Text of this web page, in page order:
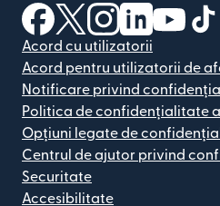
(se deschide într-o
(se deschide într-o
(se deschide
(se (se
Acord cu utilizatorii
Acord pentru utilizatorii de
Notificare privind
Politica de confidențialitate
Opțiuni legate de
Centrul de ajutor privind
Securitate
Accesibilitate